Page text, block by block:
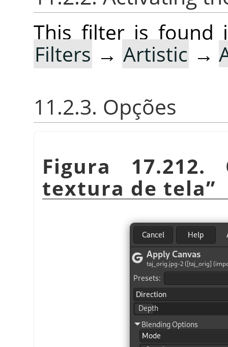
This filter is found
Filters → Artistic →
11.2.3. Opções
Figura
textura de tela”